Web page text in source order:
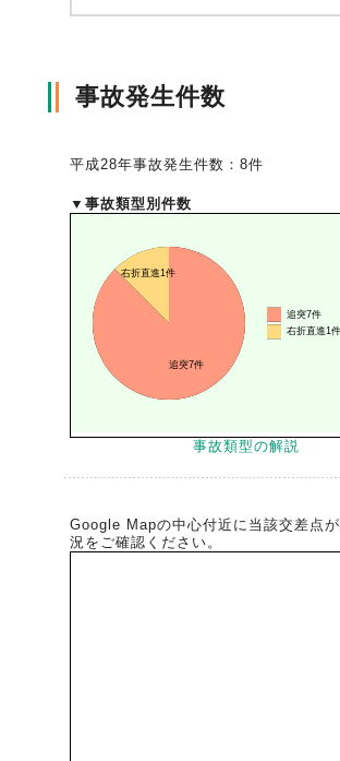
風水雪災等による損害を補償する損害保
ペット保険
損害保険お役立ち情報
交通事故医療研究助成
会員各社ニュースリリース
協会からのお知らせ
協会各地の活動
自然災害損保契約のご照会
他の紛争解決機関等
事故発生件数
平成28年事故発生件数：8件
▼事故類型別件数
事故類型の解説
Google Mapの中心付近に当該交差点
況をご確認ください。